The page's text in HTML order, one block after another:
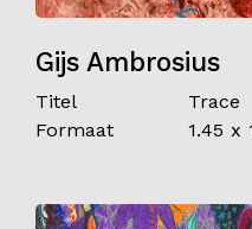
Gijs Ambrosius
Titel
Trace
Formaat
1.45 x